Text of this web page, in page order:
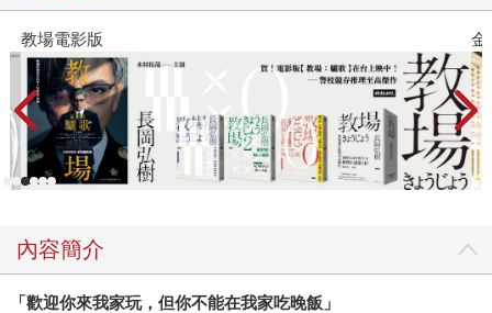
教場電影版 金
內容簡介
「歡迎你來我家玩，但你不能在我家吃晚飯」